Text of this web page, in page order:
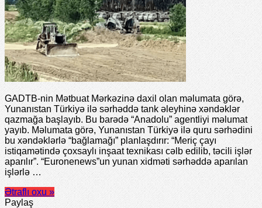
GADTB-nin Mətbuat Mərkəzinə daxil olan məlumata görə,
Yunanıstan Türkiyə ilə sərhəddə tank əleyhinə xəndəklər
qazmağa başlayıb. Bu barədə “Anadolu” agentliyi məlumat
yayıb. Məlumata görə, Yunanıstan Türkiyə ilə quru sərhədini
bu xəndəklərlə “bağlamağı” planlaşdırır: “Meriç çayı
istiqamətində çoxsaylı inşaat texnikası cəlb edilib, təcili işlər
aparılır”. “Euronenews”un yunan xidməti sərhəddə aparılan
işlərlə …
Ətraflı oxu »
Paylaş